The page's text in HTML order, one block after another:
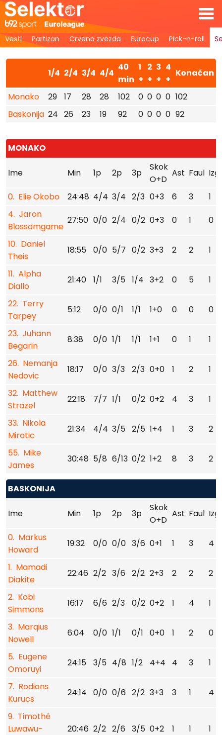
Vesti Partizan Crvena zvezda Eurocup Pick-n-roll
1/4 2/4 3/4 4/4
40
min
1
+
2
+
3
+
4
+
Konačan
Monako 29 17 28 28 102 0 0 0 0 102
Baskonija 24 26 23 19 92 0 0 0 0 92
MONAKO
Ime Min 1p 2p 3p
Skok
O+D
Ast Faul Izg
0. Elie Okobo 24:48 4/4 3/4 2/3 0+3 6 3
1
4. Jaron
Blossomgame
27:50 0/0 2/4 0/2 0+3 0 1 0
10. Daniel
Theis
18:55 0/0 5/7 0/2 3+3 2 2 1
11. Alpha
Diallo
21:40 1/1 3/5 1/4 3+2 0 5 1
22. Terry
Tarpey
5:12 0/0 0/1 1/1 1+0 0 0 0
23. Juhann
Begarin
8:38 0/0 1/1 1/1 1+1 0 1 1
26. Nemanja
Nedovic
18:17 0/0 3/3 2/3 0+0 1 2 1
32. Matthew
Strazel
22:18 7/7 1/1 0/2 0+2 4 3 1
33. Nikola
Mirotic
21:34 4/4 3/5 2/5 1+4 1 3 2
55. Mike
James
30:48 5/8 6/13 0/2 1+2 8 3 2
BASKONIJA
Ime Min 1p 2p 3p
Skok
O+D
Ast Faul Izg
0. Markus
Howard
19:32 0/0 0/0 3/6 0+1 1 3 4
1. Mamadi
Diakite
22:46 2/2 3/6 2/2 2+3 2 2 2
2. Kobi
Simmons
16:17 6/6 2/3 0/2 0+2 1 4 1
3. Marqius
Nowell
6:04 0/0 1/1 0/1 0+0 1 2 0
5. Eugene
Omoruyi
24:15 3/5 4/8 1/2 4+4 4 3 1
7. Rodions
Kurucs
24:14 0/0 0/6 2/2 3+3 3 1 4
9. Timothé
Luwawu-
20:46 2/2 2/6 3/5 0+2 1 1 1